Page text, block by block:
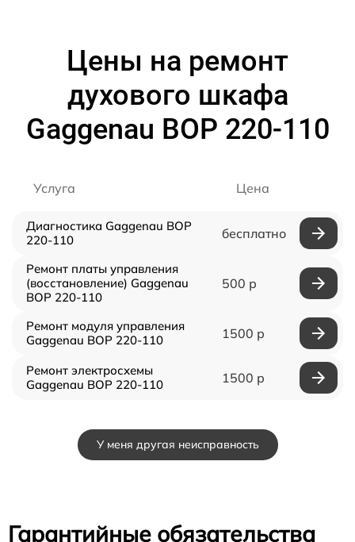
Цены на ремонт
духового шкафа
Gaggenau BOP 220-110
Услуга Цена
Диагностика Gaggenau BOP
220-110
бесплатно
Ремонт платы управления
(восстановление) Gaggenau
BOP 220-110
500 р
Ремонт модуля управления
Gaggenau BOP 220-110
1500 р
Ремонт электросхемы
Gaggenau BOP 220-110
1500 р
У меня другая неисправность
Гарантийные обязательства